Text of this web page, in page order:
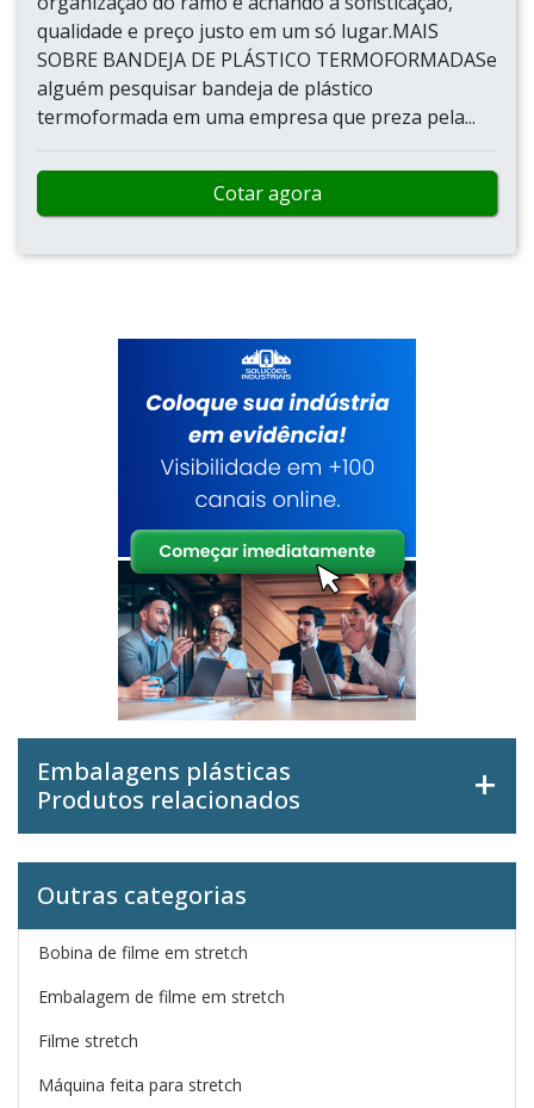
qualidade e preço justo em um só lugar.MAIS
SOBRE BANDEJA DE PLÁSTICO TERMOFORMADASe
alguém pesquisar bandeja de plástico
termoformada em uma empresa que preza pela...
Cotar agora
Embalagens plásticas
Produtos relacionados
Outras categorias
Bobina de filme em stretch
Embalagem de filme em stretch
Filme stretch
Máquina feita para stretch